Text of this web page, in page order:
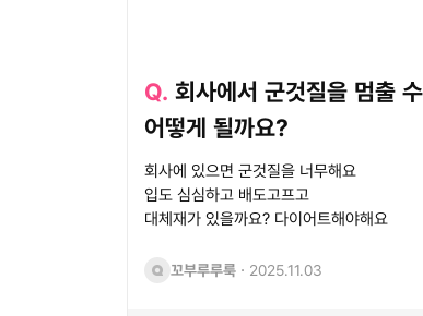
Q. 회사에서 군것질을 멈출
어떻게 될까요?
회사에 있으면 군것질을 너무해요
입도 심심하고 배도고프고
대체재가 있을까요? 다이어트해야해요
꼬부루루룩 · 2025.11.03